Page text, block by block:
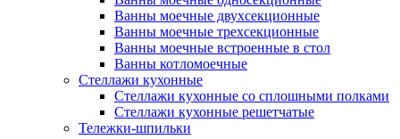
Ванны моечные двухсекционные
Ванны моечные трехсекционные
Ванны моечные встроенные в стол
Ванны котломоечные
Стеллажи кухонные
Стеллажи кухонные со сплошными полками
Стеллажи кухонные решетчатые
Тележки-шпильки